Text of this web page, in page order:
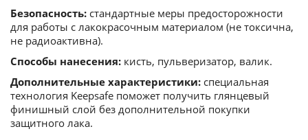
Безопасность: стандартные меры предосторожности
для работы с лакокрасочным материалом (не токсична,
не радиоактивна).
Способы нанесения: кисть, пульверизатор, валик.
Дополнительные характеристики: специальная
технология Keepsafe поможет получить глянцевый
финишный слой без дополнительной покупки
защитного лака.